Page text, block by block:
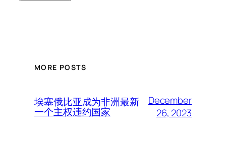
MORE POSTS
埃塞俄比亚成为非洲最新
一个主权违约国家
December
26, 2023